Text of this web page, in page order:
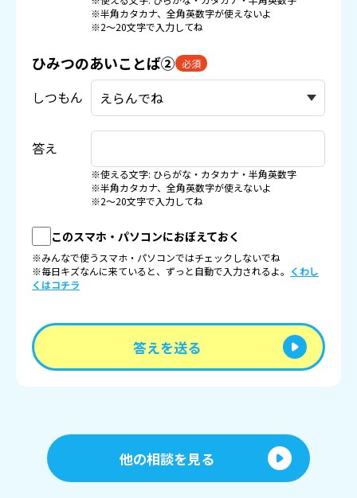
※半角カタカナ、全角英数字が使えないよ
※2〜20文字で入力してね
ひみつのあいことば② 必須
しつもん
答え
※使える文字: ひらがな・カタカナ・半角英数字
※半角カタカナ、全角英数字が使えないよ
※2〜20文字で入力してね
このスマホ・パソコンにおぼえておく
※みんなで使うスマホ・パソコンではチェックしないでね
※毎日キズなんに来ていると、ずっと自動で入力されるよ。 くわし
くはコチラ
答えを送る
他の相談を見る